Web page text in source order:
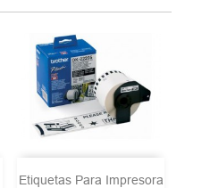
Etiquetas Para Impresora